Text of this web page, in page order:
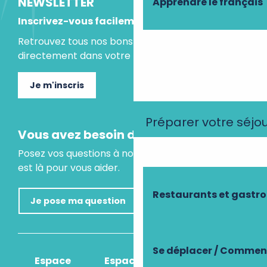
Préparer votre
Restaurants et
Se déplacer /
Inscrivez-vous facilement
Retrouvez tous nos bons plans et idées séjours
directement dans votre boite mail.
Je m'inscris
Vous avez besoin d'un conseil ?
Posez vos questions à notre assistant virtuel, il
est là pour vous aider.
Je pose ma question
Espace
Espace
Comment venir